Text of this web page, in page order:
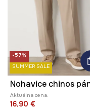
-57%
SUMMER SALE
Aktuálna cena:
16,90 €